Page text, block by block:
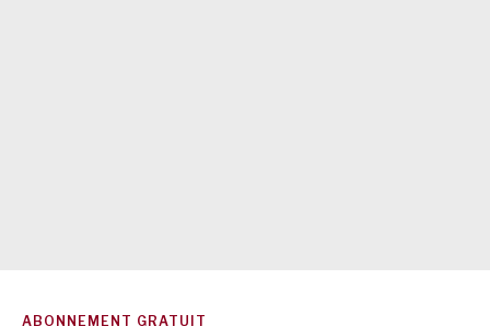
ABONNEMENT GRATUIT